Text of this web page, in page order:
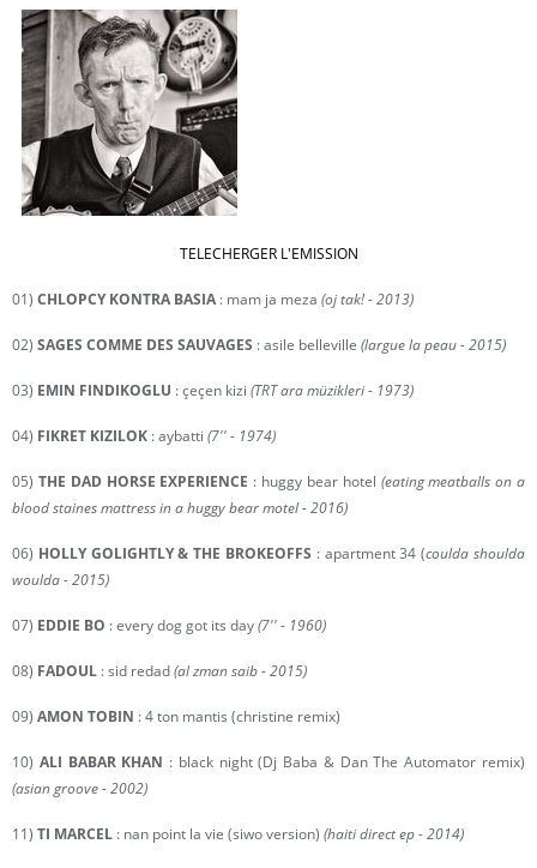
TELECHERGER L'EMISSION
01) CHLOPCY KONTRA BASIA : mam ja meza (oj tak! - 2013)
02) SAGES COMME DES SAUVAGES : asile belleville (largue la peau - 2015)
03) EMIN FINDIKOGLU : çeçen kizi (TRT ara müzikleri - 1973)
04) FIKRET KIZILOK : aybatti (7'' - 1974)
05) THE DAD HORSE EXPERIENCE : huggy bear hotel (eating meatballs on a
blood staines mattress in a huggy bear motel - 2016)
06) HOLLY GOLIGHTLY & THE BROKEOFFS : apartment 34 (coulda shoulda
woulda - 2015)
07) EDDIE BO : every dog got its day(7'' - 1960)
08) FADOUL : sid redad(al zman saib - 2015)
09) AMON TOBIN : 4 ton mantis (christine remix)
10) ALI BABAR KHAN : black night (Dj Baba & Dan The Automator remix)
(asian groove - 2002)
11) TI MARCEL : nan point la vie (siwo version) (haiti direct ep - 2014)